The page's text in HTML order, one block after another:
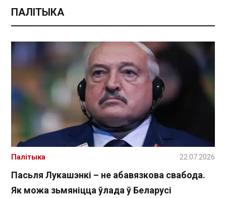
ПАЛІТЫКА
Пасьля Лукашэнкі – не абавязкова свабода.
Як можа зьмяніцца ўлада ў Беларусі
Палітыка 22.07.2026